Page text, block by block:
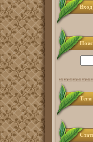
Вход
Теги